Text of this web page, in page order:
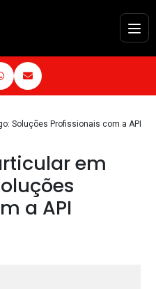
Soluções Profissionais com a API
em
a API